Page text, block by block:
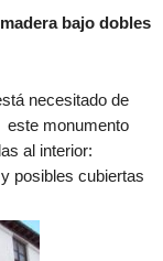
bajo dobles
necesitado de
este monumento
al interior:
posibles cubiertas